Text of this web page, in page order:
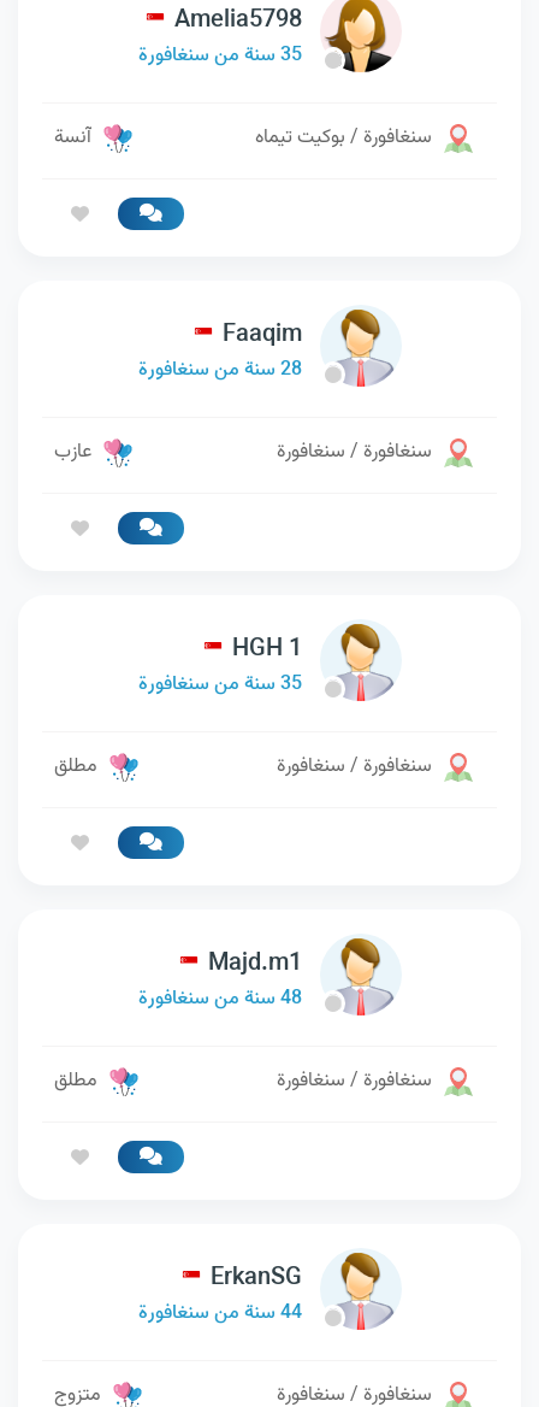
Amelia5798
35 سنة من سنغافورة
سنغافورة / بوكيت تيماه آنسة
Faaqim
28 سنة من سنغافورة
سنغافورة / سنغافورة عازب
HGH 1
35 سنة من سنغافورة
سنغافورة / سنغافورة مطلق
Majd.m1
48 سنة من سنغافورة
سنغافورة / سنغافورة مطلق
ErkanSG
44 سنة من سنغافورة
سنغافورة / سنغافورة متزوج